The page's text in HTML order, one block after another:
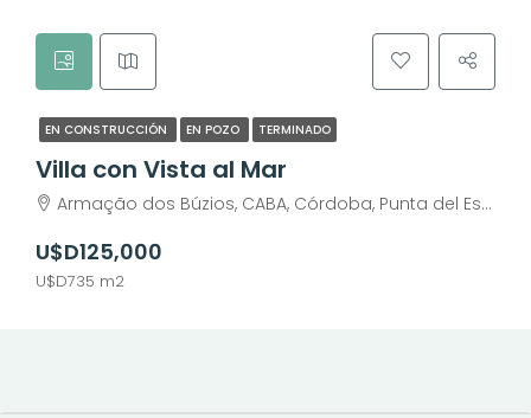
EN CONSTRUCCIÓN EN POZO TERMINADO
Villa con Vista al Mar
Armação dos Búzios, CABA, Córdoba, Punta del Este, Rosario, Santiago de Chile, Valparaíso, Villa Dolores, Viña del Mar
U$D125,000
U$D735 m2